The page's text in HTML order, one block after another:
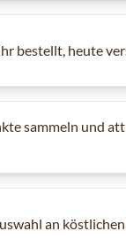
bestellt, heute
sammeln und
an